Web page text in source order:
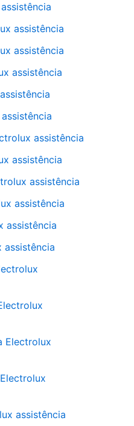
assistência
assistência
assistência
assistência
assistência
assistência
assistência
assistência
assistência
Electrolux
assistência